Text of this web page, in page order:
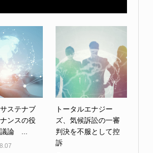
ステナブ
ンスの役
議論 ...
トータルエナジー
ズ、気候訴訟の一審
判決を不服として控
訴